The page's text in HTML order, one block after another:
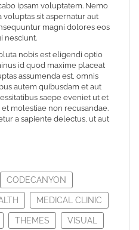
ipsam voluptatem. Nemo
sit aspernatur aut
magni dolores eos
nesciunt.
nobis est eligendi optio
id quod maxime placeat
assumenda est, omnis
autem quibusdam et aut
saepe eveniet ut et
molestiae non recusandae.
a sapiente delectus, ut aut
CODECANYON
MEDICAL CLINIC
THEMES VISUAL